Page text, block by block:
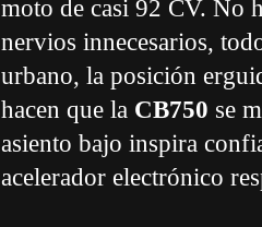
moto de casi 92 CV. No
nervios innecesarios,
urbano, la posición
hacen que la CB750 se
asiento bajo inspira
acelerador electrónico